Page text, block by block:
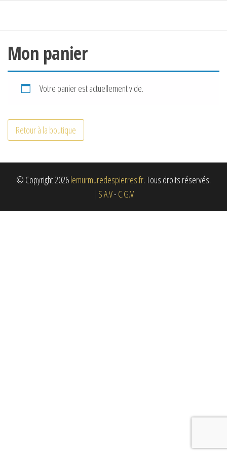
Mon panier
Votre panier est actuellement vide.
Retour à la boutique
© Copyright 2026lemurmuredespierres.fr. Tous droits réservés.
| S.A.V- C.G.V